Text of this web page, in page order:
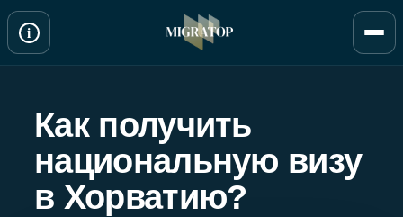
Перейти
i
Как получить
национальную визу
в Хорватию?